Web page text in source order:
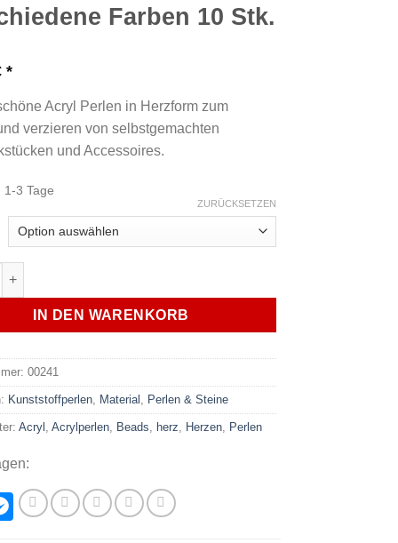
Farben 10 Stk.
Acryl Perlen in Herzform zum
verzieren von selbstgemachten
und Accessoires.
1-3 Tage
ZURÜCKSETZEN
Herz 8x4mm verschiedene Farben 10 Stk. Menge
IN DEN WARENKORB
00241
Kunststoffperlen Material Perlen & Steine
Acryl Acrylperlen Beads herz Herzen Perlen
Messenger